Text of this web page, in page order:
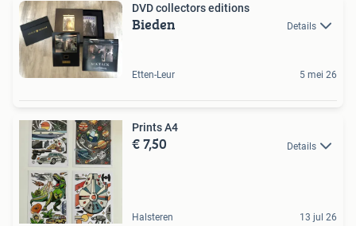
DVD collectors editions
Bieden Details
Etten-Leur 5 mei 26
Prints A4
€ 7,50 Details
Halsteren 13 jul 26